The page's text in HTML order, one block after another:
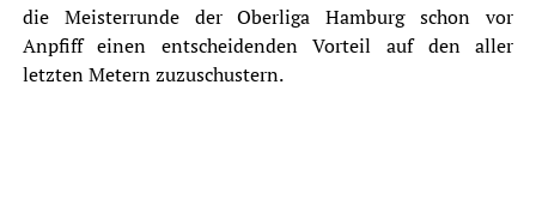
die Meisterrunde der Oberliga Hamburg schon vor
Anpfiff einen entscheidenden Vorteil auf den aller
letzten Metern zuzuschustern.